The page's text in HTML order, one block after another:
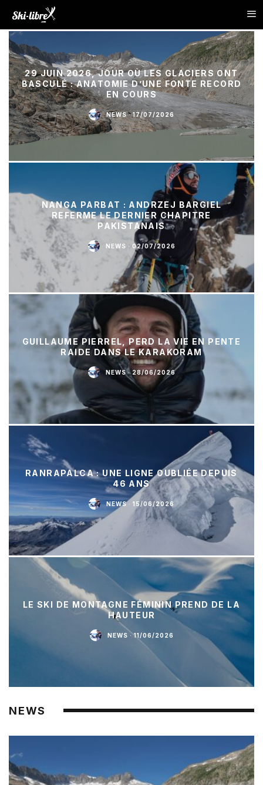
29 JUIN 2026, JOUR OÙ LES GLACIERS ONT
BASCULÉ : ANATOMIE D’UNE FONTE RECORD
EN COURS
NEWS · 17/07/2026
NANGA PARBAT : ANDRZEJ BARGIEL
REFERME LE DERNIER CHAPITRE
PAKISTANAIS
NEWS · 02/07/2026
GUILLAUME PIERREL, PERD LA VIE EN PENTE
RAIDE DANS LE KARAKORAM
NEWS · 28/06/2026
RANRAPALCA : UNE LIGNE OUBLIÉE DEPUIS
46 ANS
NEWS · 15/06/2026
LE SKI DE MONTAGNE FÉMININ PREND DE LA
HAUTEUR
NEWS · 11/06/2026
NEWS